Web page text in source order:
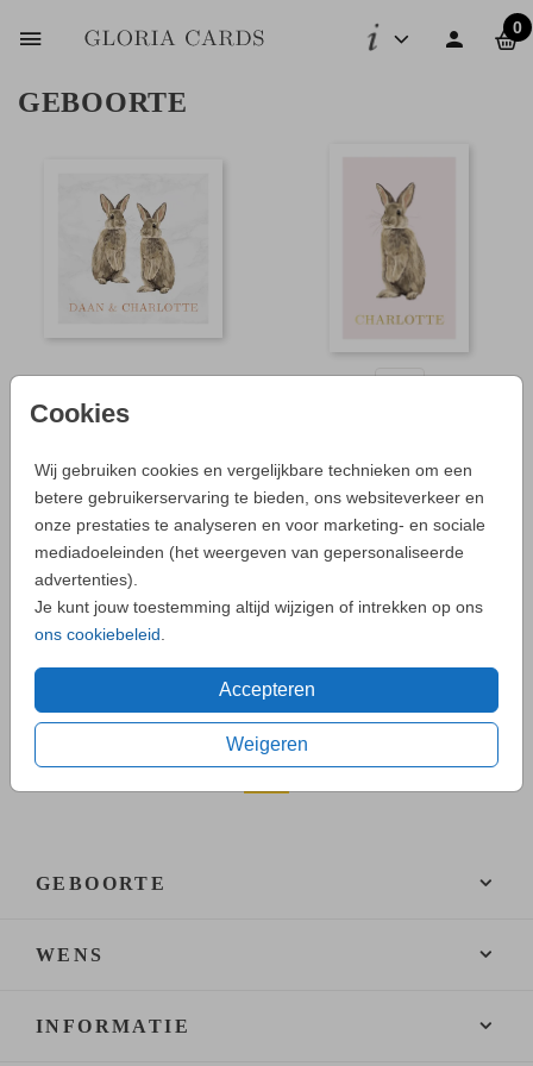
0
Cookies
Wij gebruiken cookies en vergelijkbare technieken om een
betere gebruikerservaring te bieden, ons websiteverkeer en
onze prestaties te analyseren en voor marketing- en sociale
mediadoeleinden (het weergeven van gepersonaliseerde
advertenties).
Je kunt jouw toestemming altijd wijzigen of intrekken op ons
ons cookiebeleid
Accepteren
Weigeren
GEBOORTE
FOLIE
GEBOORTE
WENS
INFORMATIE